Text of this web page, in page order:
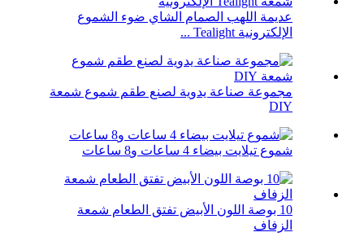
عديمة اللهب الصمام الشاي ضوء الشموع
الإلكترونية Tealight ...
مجموعة صناعة يدوية لصنع طقم شموع شمعة
DIY
شموع تيلايت بيضاء 4 ساعات و8 ساعات
10 بوصة اللون الأبيض تفتق الطعام شمعة
الزفاف